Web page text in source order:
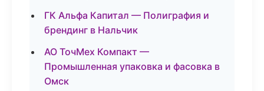
ГК Альфа Капитал — Полиграфия и
брендинг в Нальчик
АО ТочМех Компакт —
Промышленная упаковка и фасовка в
Омск